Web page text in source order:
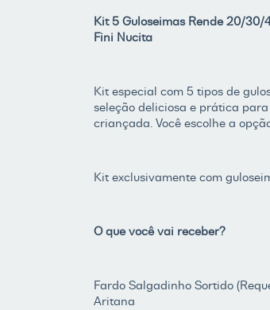
Kit 5 Guloseimas Rende 20/
Fini Nucita
Kit especial com 5 tipos de
seleção deliciosa e prática
criançada. Você escolhe a
Kit exclusivamente com
O que você vai receber?
Fardo Salgadinho Sortido
Aritana